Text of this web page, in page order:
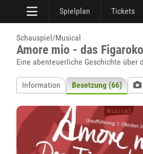
Spielplan Tickets
Schauspiel/Musical
Amore mio - das
Eine abenteuerliche Geschichte über
Information Besetzung (66)